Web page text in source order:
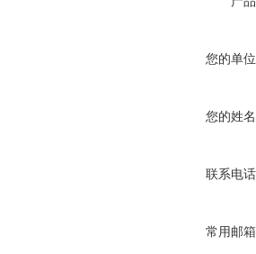
您的单
您的姓
联系电
常用邮